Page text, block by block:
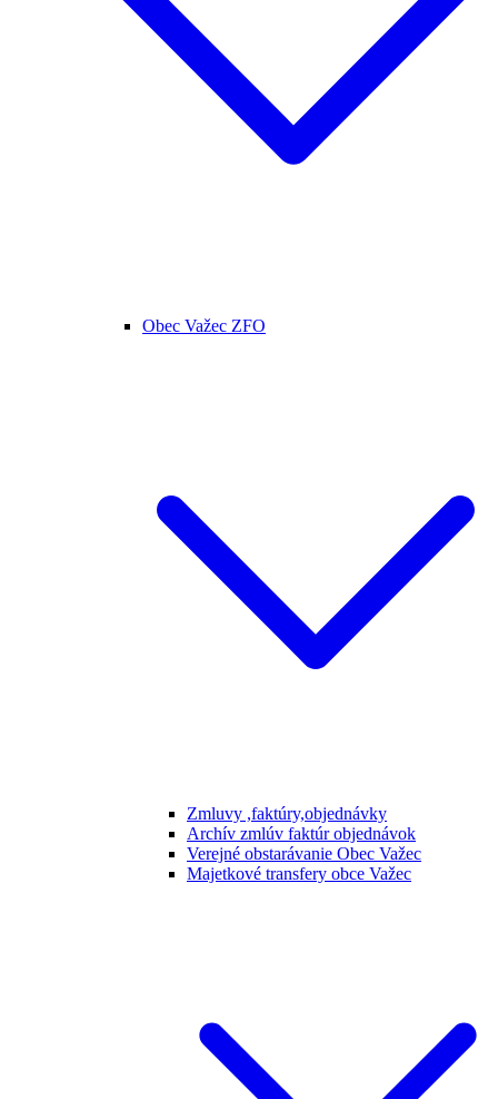
Obec Važec ZFO
Zmluvy ,faktúry,objednávky
Archív zmlúv faktúr objednávok
Verejné obstarávanie Obec Važec
Majetkové transfery obce Važec